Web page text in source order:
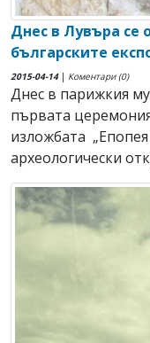
Днес в Лувъра се
българските
2015-04-14| Коментари (0)
Днес в парижкия
първата
изложбата
археологически